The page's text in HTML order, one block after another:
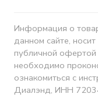
Информация о
данном сайте,
публичной
необходимо
ознакомиться с
Диалэнд, ИНН